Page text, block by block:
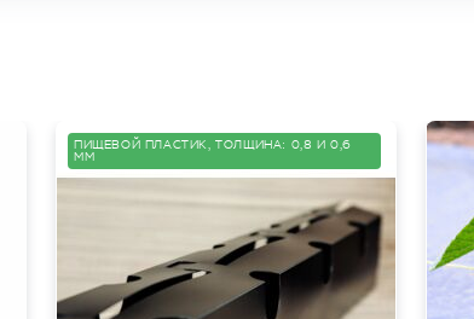
ПИЩЕВОЙ ПЛАСТИК, ТОЛЩИНА: 0,8 И 0,6
ММ